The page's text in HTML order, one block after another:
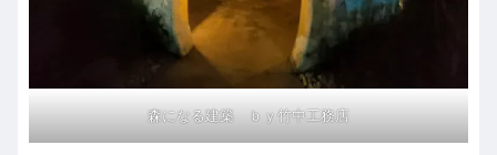
森になる建築 ｂｙ竹中工務店